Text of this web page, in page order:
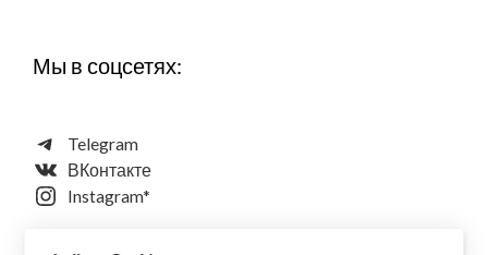
Мы в соцсетях:
Telegram
ВКонтакте
Instagram*